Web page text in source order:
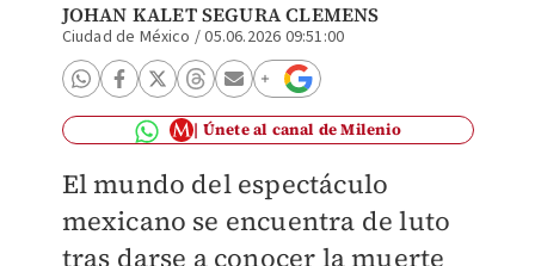
JOHAN KALET SEGURA CLEMENS
Ciudad de México /05.06.2026 09:51:00
Únete al canal de Milenio
El mundo del espectáculo
mexicano se encuentra de luto
tras darse a conocer la muerte